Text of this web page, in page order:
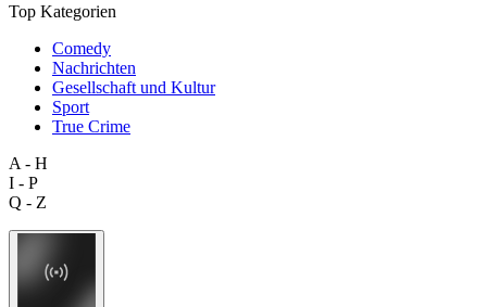
Top Kategorien
Comedy
Nachrichten
Gesellschaft und Kultur
Sport
True Crime
A - H
I - P
Q - Z